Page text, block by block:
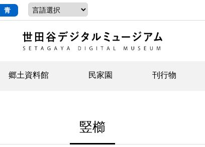
青
郷土資料館
イベント
民家園
イベント
刊行物
ジュニア講座
竪櫛